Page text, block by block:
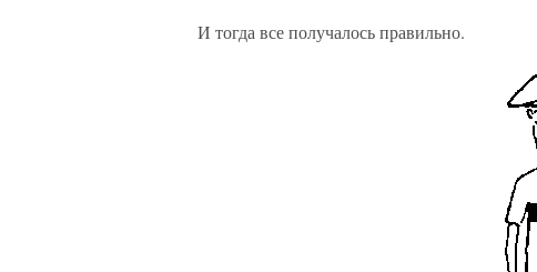
И тогда все получалось правильно.